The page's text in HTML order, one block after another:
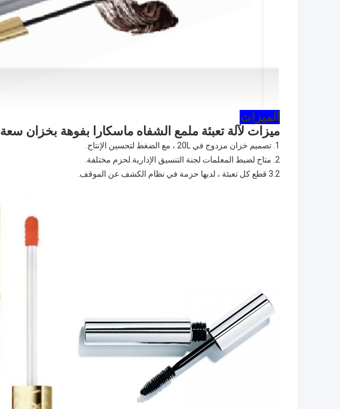
الميزات
ميزات لآلة تعبئة ملمع الشفاه ماسكارا بفوهة بخزان سعة 20 لترًا
1. تصميم خزان مزدوج في 20L ، مع الضغط لتحسين الإنتاج.
2. متاح لضبط المعلمات لجنة التنسيق الإدارية.لحزم مختلفة.
3.2 قطع كل تعبئة ، لديها حزمة في نظام الكشف عن الموقف.